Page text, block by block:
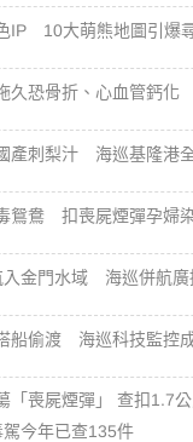
IP 10大萌熊地圖引爆
恐骨折、心血管鈣化
產刺梨汁 海巡基隆港
鴛鴦 扣喪屍煙彈孕婦
入金門水域 海巡併航廣
船偷渡 海巡科技監控
「喪屍煙彈」 查扣1.7
今年已查135件